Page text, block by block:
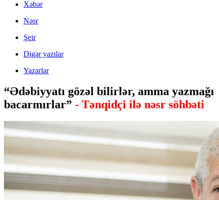
Xəbər
Nəsr
Şeir
Digər yazılar
Yazarlar
“Ədəbiyyatı gözəl bilirlər, amma yazmağı
bacarmırlar” - Tənqidçi ilə nəsr söhbəti